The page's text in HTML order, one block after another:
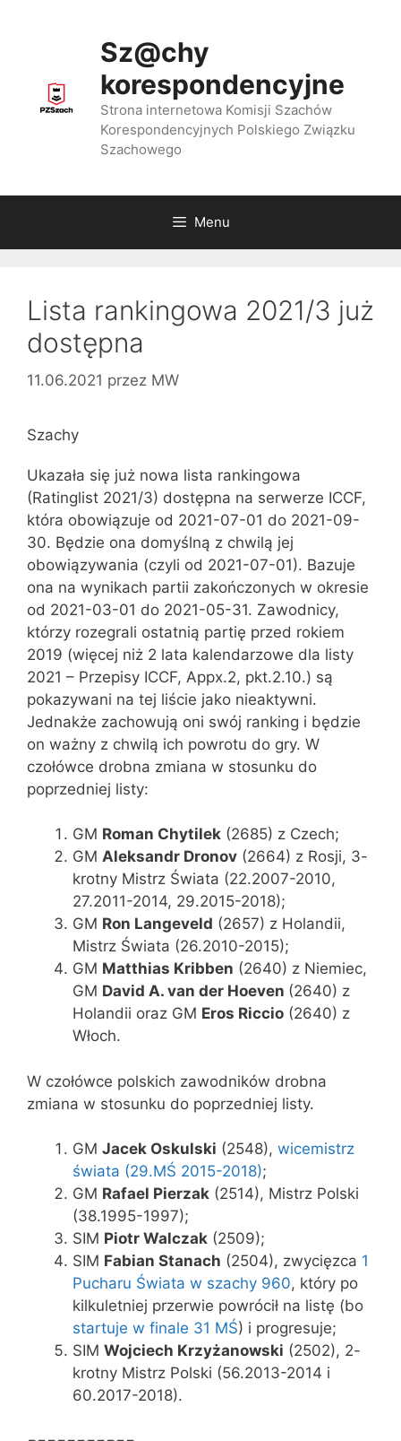
Sz@chy
korespondencyjne
Strona internetowa Komisji Szachów
Korespondencyjnych Polskiego Związku
Szachowego
Menu
Lista rankingowa 2021/3 już
dostępna
11.06.2021 przez MW
Szachy
Ukazała się już nowa lista rankingowa
(Ratinglist 2021/3) dostępna na serwerze ICCF,
która obowiązuje od 2021-07-01 do 2021-09-
30. Będzie ona domyślną z chwilą jej
obowiązywania (czyli od 2021-07-01). Bazuje
ona na wynikach partii zakończonych w okresie
od 2021-03-01 do 2021-05-31. Zawodnicy,
którzy rozegrali ostatnią partię przed rokiem
2019 (więcej niż 2 lata kalendarzowe dla listy
2021 – Przepisy ICCF, Appx.2, pkt.2.10.) są
pokazywani na tej liście jako nieaktywni.
Jednakże zachowują oni swój ranking i będzie
on ważny z chwilą ich powrotu do gry. W
czołówce drobna zmiana w stosunku do
poprzedniej listy:
GM Roman Chytilek (2685) z Czech;
GM Aleksandr Dronov (2664) z Rosji, 3-
krotny Mistrz Świata (22.2007-2010,
27.2011-2014, 29.2015-2018);
GM Ron Langeveld (2657) z Holandii,
Mistrz Świata (26.2010-2015);
GM Matthias Kribben (2640) z Niemiec,
GM David A. van der Hoeven (2640) z
Holandii oraz GM Eros Riccio (2640) z
Włoch.
W czołówce polskich zawodników drobna
zmiana w stosunku do poprzedniej listy.
GM Jacek Oskulski (2548), wicemistrz
świata (29.MŚ 2015-2018);
GM Rafael Pierzak (2514), Mistrz Polski
(38.1995-1997);
SIM Piotr Walczak (2509);
SIM Fabian Stanach (2504), zwycięzca 1
Pucharu Świata w szachy 960, który po
kilkuletniej przerwie powrócił na listę (bo
startuje w finale 31 MŚ) i progresuje;
SIM Wojciech Krzyżanowski (2502), 2-
krotny Mistrz Polski (56.2013-2014 i
60.2017-2018).